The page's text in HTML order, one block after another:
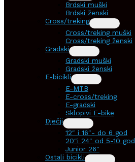
Brdski muški
Brdski ženski
Cross/treking
Cross/treking muški
Cross/treking ženski
Gradski
Gradski muški
Gradski ženski
E-bicikli
E-MTB
E-cross/treking
E-gradski
Sklopivi E-bike
Dječji
12″ i 16″- do 6 god
20″i 24″ od 5-10 god
Junior 26″
Ostali bicikli